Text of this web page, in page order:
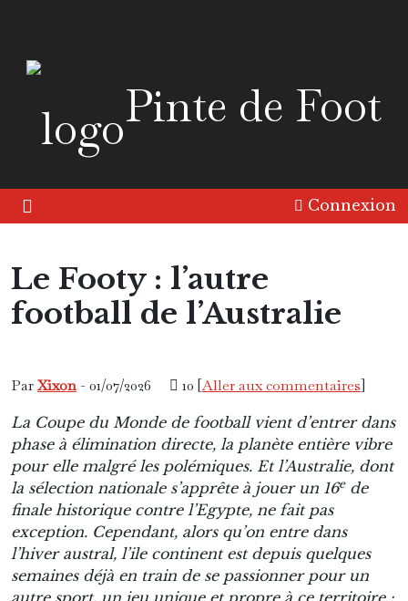
Pinte de Foot
Connexion
Le Footy : l’autre
football de l’Australie
Asie Bon plan foot ! Océanie Présentation
ParXixon - 01/07/2026 10 [Aller aux commentaires]
La Coupe du Monde de football vient d’entrer dans
phase à élimination directe, la planète entière vibre
pour elle malgré les polémiques. Et l’Australie, dont
la sélection nationale s’apprête à jouer un 16ede
finale historique contre l’Egypte, ne fait pas
exception. Cependant, alors qu’on entre dans
l’hiver austral, l’ile continent est depuis quelques
semaines déjà en train de se passionner pour un
autre sport, un jeu unique et propre à ce territoire :